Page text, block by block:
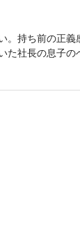
持ち前の正義
社長の息子の
、彼が手を焼い